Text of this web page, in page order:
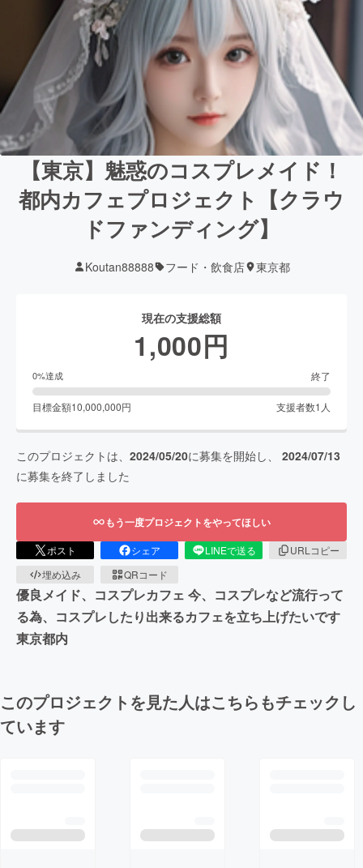
【東京】魅惑のコスプレメイド！
都内カフェプロジェクト【クラウ
ドファンディング】
Koutan88888 フード・飲食店 東京都
現在の支援総額
1,000円
0%達成 終了
目標金額10,000,000円 支援者数1 人
このプロジェクトは、 2024/05/20に募集を開始し、 2024/07/13
に募集を終了しました
もう一度プロジェクトをやってほしい
ポスト シェア LINEで送る
URLコピー
埋め込み
QRコード
優良メイド、コスプレカフェ 今、コスプレなど流行って
る為、コスプレしたり出来るカフェを立ち上げたいです
東京都内
このプロジェクトを見た人はこちらもチェックし
ています